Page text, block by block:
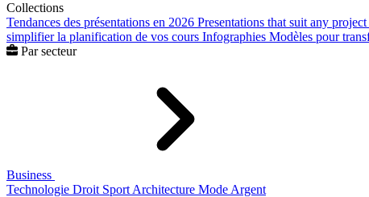
Collections
Tendances des présentations en 2026 Presentations that suit any project
simplifier la planification de vos cours Infographies Modèles pour
Par secteur
Business
Technologie Droit Sport Architecture Mode Argent